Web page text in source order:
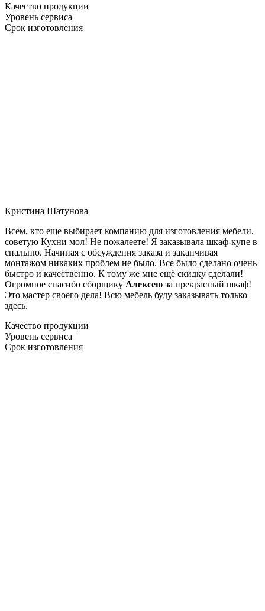
Качество продукции
Уровень сервиса
Срок изготовления
Кристина Шатунова
Всем, кто еще выбирает компанию для изготовления мебели,
советую Кухни мол! Не пожалеете! Я заказывала шкаф-купе в
спальню. Начиная с обсуждения заказа и заканчивая
монтажом никаких проблем не было. Все было сделано очень
быстро и качественно. К тому же мне ещё скидку сделали!
Огромное спасибо сборщику Алексею за прекрасный шкаф!
Это мастер своего дела! Всю мебель буду заказывать только
здесь.
Качество продукции
Уровень сервиса
Срок изготовления